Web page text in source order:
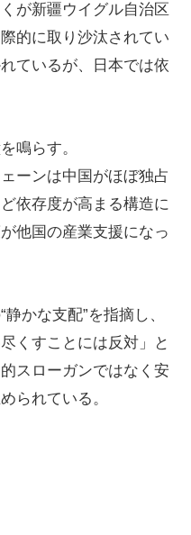
が新疆ウイグル自治区
的に取り沙汰されてい
ているが、日本では依
鳴らす。
ーンは中国がほぼ独占
依存度が高まる構造に
他国の産業支援になっ
かな支配”を指摘し、
くすことには反対」と
スローガンではなく安
られている。